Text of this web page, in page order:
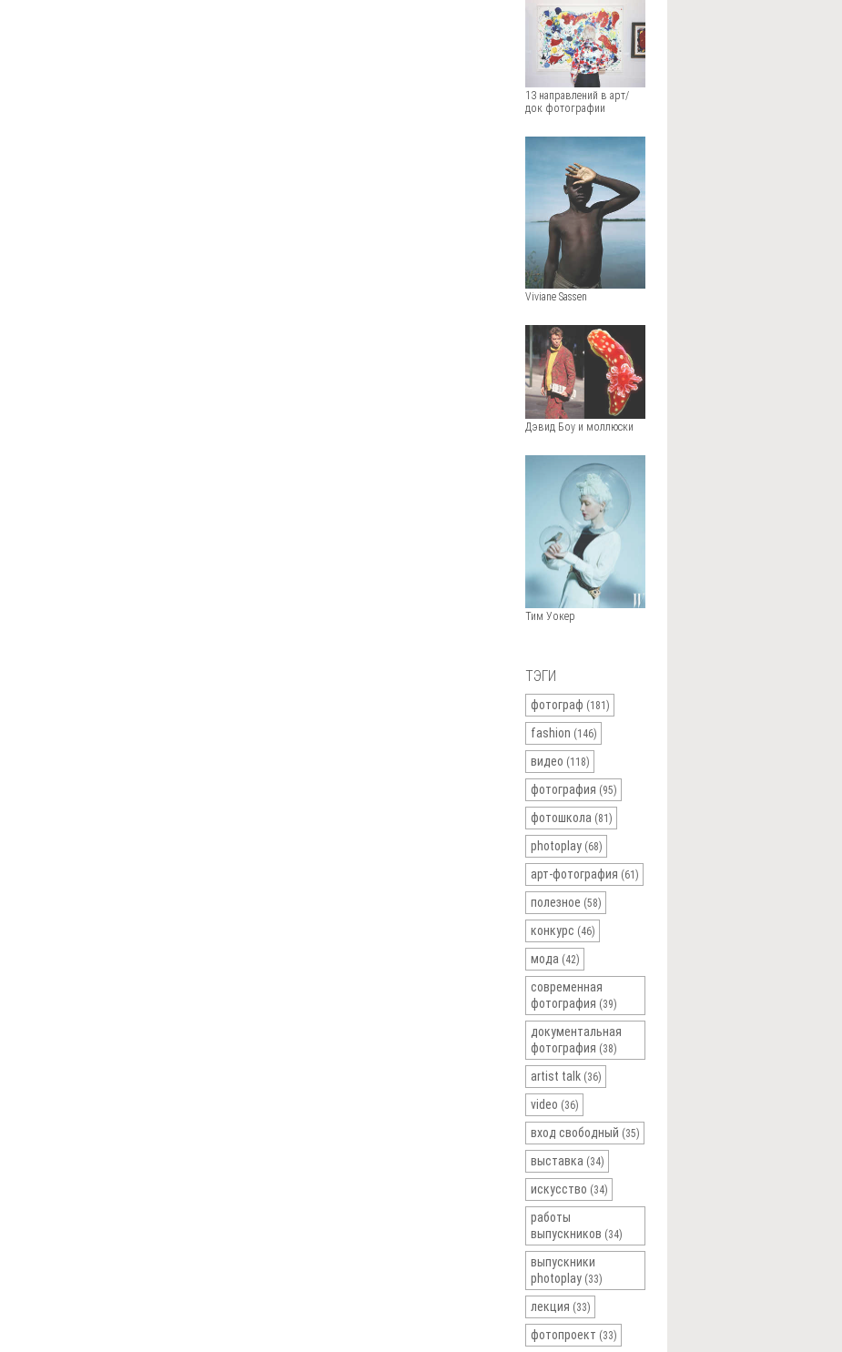
13 направлений в арт/
док фотографии
Viviane Sassen
Дэвид Боу и моллюски
Тим Уокер
ТЭГИ
фотограф (181)
fashion (146)
видео (118)
фотография (95)
фотошкола (81)
photoplay (68)
арт-фотография (61)
полезное (58)
конкурс (46)
мода (42)
современная
фотография (39)
документальная
фотография (38)
artist talk (36)
video (36)
вход свободный (35)
выставка (34)
искусство (34)
работы
выпускников (34)
выпускники
photoplay (33)
лекция (33)
фотопроект (33)